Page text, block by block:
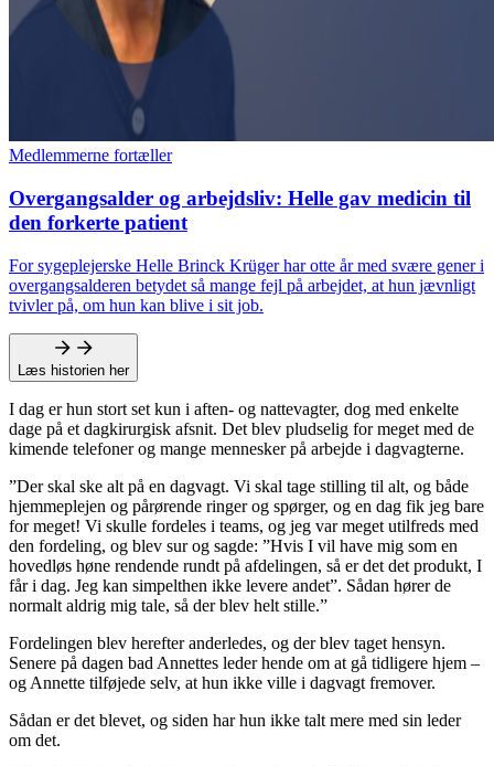
Medlemmerne fortæller
Overgangsalder og arbejdsliv: Helle gav medicin til
den forkerte patient
For sygeplejerske Helle Brinck Krüger har otte år med svære gener i
overgangsalderen betydet så mange fejl på arbejdet, at hun jævnligt
tvivler på, om hun kan blive i sit job.
Læs historien her
I dag er hun stort set kun i aften- og nattevagter, dog med enkelte
dage på et dagkirurgisk afsnit. Det blev pludselig for meget med de
kimende telefoner og mange mennesker på arbejde i dagvagterne.
”Der skal ske alt på en dagvagt. Vi skal tage stilling til alt, og både
hjemmeplejen og pårørende ringer og spørger, og en dag fik jeg bare
for meget! Vi skulle fordeles i teams, og jeg var meget utilfreds med
den fordeling, og blev sur og sagde: ”Hvis I vil have mig som en
hovedløs høne rendende rundt på afdelingen, så er det det produkt, I
får i dag. Jeg kan simpelthen ikke levere andet”. Sådan hører de
normalt aldrig mig tale, så der blev helt stille.”
Fordelingen blev herefter anderledes, og der blev taget hensyn.
Senere på dagen bad Annettes leder hende om at gå tidligere hjem –
og Annette tilføjede selv, at hun ikke ville i dagvagt fremover.
Sådan er det blevet, og siden har hun ikke talt mere med sin leder
om det.